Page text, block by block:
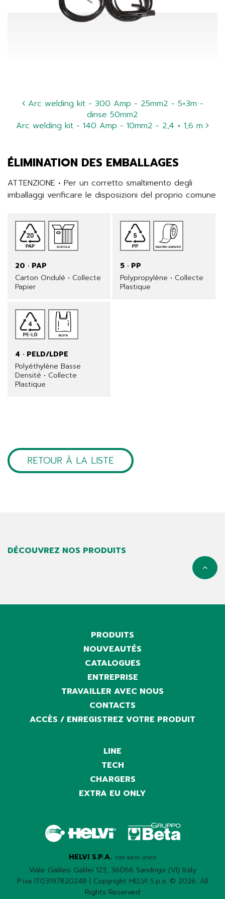
Arc welding kit - 300 Amp - 25mm2 - 5+3m -
dinse 50mm2
Arc welding kit - 140 Amp - 10mm2 - 2,4 + 1,6 m
ÉLIMINATION DES EMBALLAGES
ATTENZIONE • Per un corretto smaltimento degli
imballaggi verificare le disposizioni del proprio comune
20 · PAP
Carton Ondulé • Collecte
Papier
5 · PP
Polypropylène • Collecte
Plastique
4 · PELD/LDPE
Polyéthylène Basse
Densité • Collecte
Plastique
RETOUR À LA LISTE
DÉCOUVREZ NOS PRODUITS
PRODUITS
NOUVEAUTÉS
CATALOGUES
ENTREPRISE
TRAVAILLER AVEC NOUS
CONTACTS
ACCÈS / ENREGISTREZ VOTRE PRODUIT
LINE
TECH
CHARGERS
EXTRA EU ONLY
HELVI S.P.A. con socio unico
Viale Galileo Galilei 123, 36066 Sandrigo (VI) Italy
P.iva IT03197820248 | Copyright HELVI S.p.a. © 2026. All
Rights Reserved